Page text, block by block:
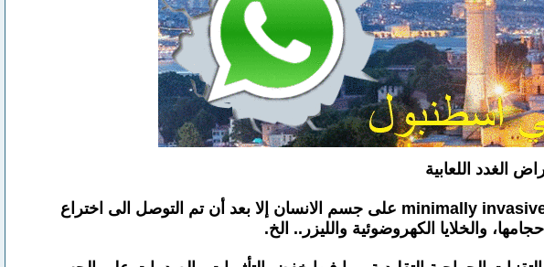
الغدد اللعابية
لم يكن من الممكن إجراء أبسط العمليات الجراحية وأقلها غزوا (تدخلا) جراحيا وتأثيرا minimally invasive surgery على جسم الانسان إلا بعد أن تم التوصل الى اختراع
والخلايا الكهروضوئية والليزر.. الخ.